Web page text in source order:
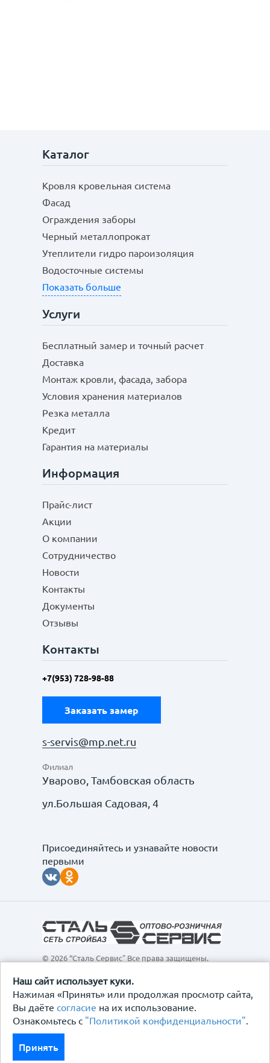
Наш сайт использует куки.
Нажимая «Принять» или продолжая просмотр сайта,
Вы даёте согласие на их использование.
Ознакомьтесь с "Политикой конфиденциальности".
Принять
Каталог
Кровля кровельная система
Фасад
Ограждения заборы
Черный металлопрокат
Утеплители гидро пароизоляция
Водосточные системы
Показать больше
Услуги
Бесплатный замер и точный расчет
Доставка
Монтаж кровли, фасада, забора
Условия хранения материалов
Резка металла
Кредит
Гарантия на материалы
Информация
Прайс-лист
Акции
О компании
Сотрудничество
Новости
Контакты
Документы
Отзывы
Контакты
+7(953) 728-98-88
Заказать замер
s-servis@mp.net.ru
Филиал
Уварово, Тамбовская область
ул.Большая Садовая, 4
Присоединяйтесь и узнавайте новости
первыми
© 2026 “Сталь Сервис" Все права защищены.
интернет-сайт, а также вся информация о товарах и
ценах, предоставленная на нём, носит
исключительно информационный характер и ни при
каких условиях не является публичной офертой,
определяемой положениями Статьи 437
Договор-оферта